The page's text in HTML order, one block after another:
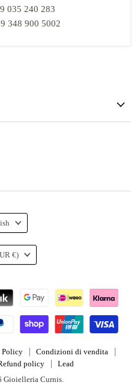
035 240 283
348 900 5002
Policy
Condizioni di vendita
policy
Lead
Curnis.
(EUR €)